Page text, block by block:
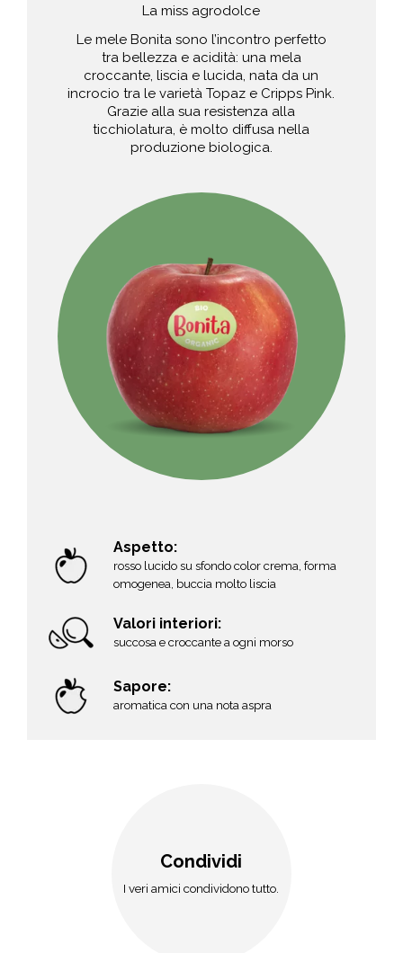
La miss agrodolce
Le mele Bonita sono l’incontro perfetto
tra bellezza e acidità: una mela
croccante, liscia e lucida, nata da un
incrocio tra le varietà Topaz e Cripps Pink.
Grazie alla sua resistenza alla
ticchiolatura, è molto diffusa nella
produzione biologica.
Aspetto:
rosso lucido su sfondo color crema, forma
omogenea, buccia molto liscia
Valori interiori:
succosa e croccante a ogni morso
Sapore:
aromatica con una nota aspra
Condividi
I veri amici condividono tutto.